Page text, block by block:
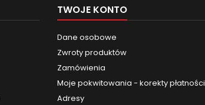
TWOJE KONTO
Dane osobowe
Zwroty produktów
Zamówienia
Moje pokwitowania - korekty płatności
Adresy